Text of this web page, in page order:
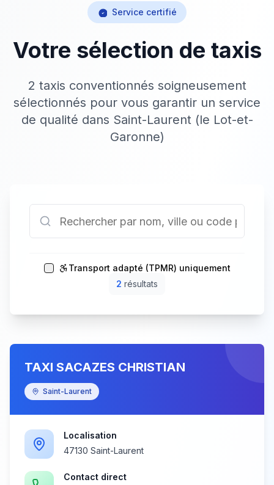
Service certifié
Votre sélection de taxis
2 taxis conventionnés soigneusement
sélectionnés pour vous garantir un service
de qualité dans Saint-Laurent (le Lot-et-
Garonne)
Transport adapté (TPMR) uniquement
2 résultats
TAXI SACAZES CHRISTIAN
Saint-Laurent
Localisation
47130 Saint-Laurent
Contact direct